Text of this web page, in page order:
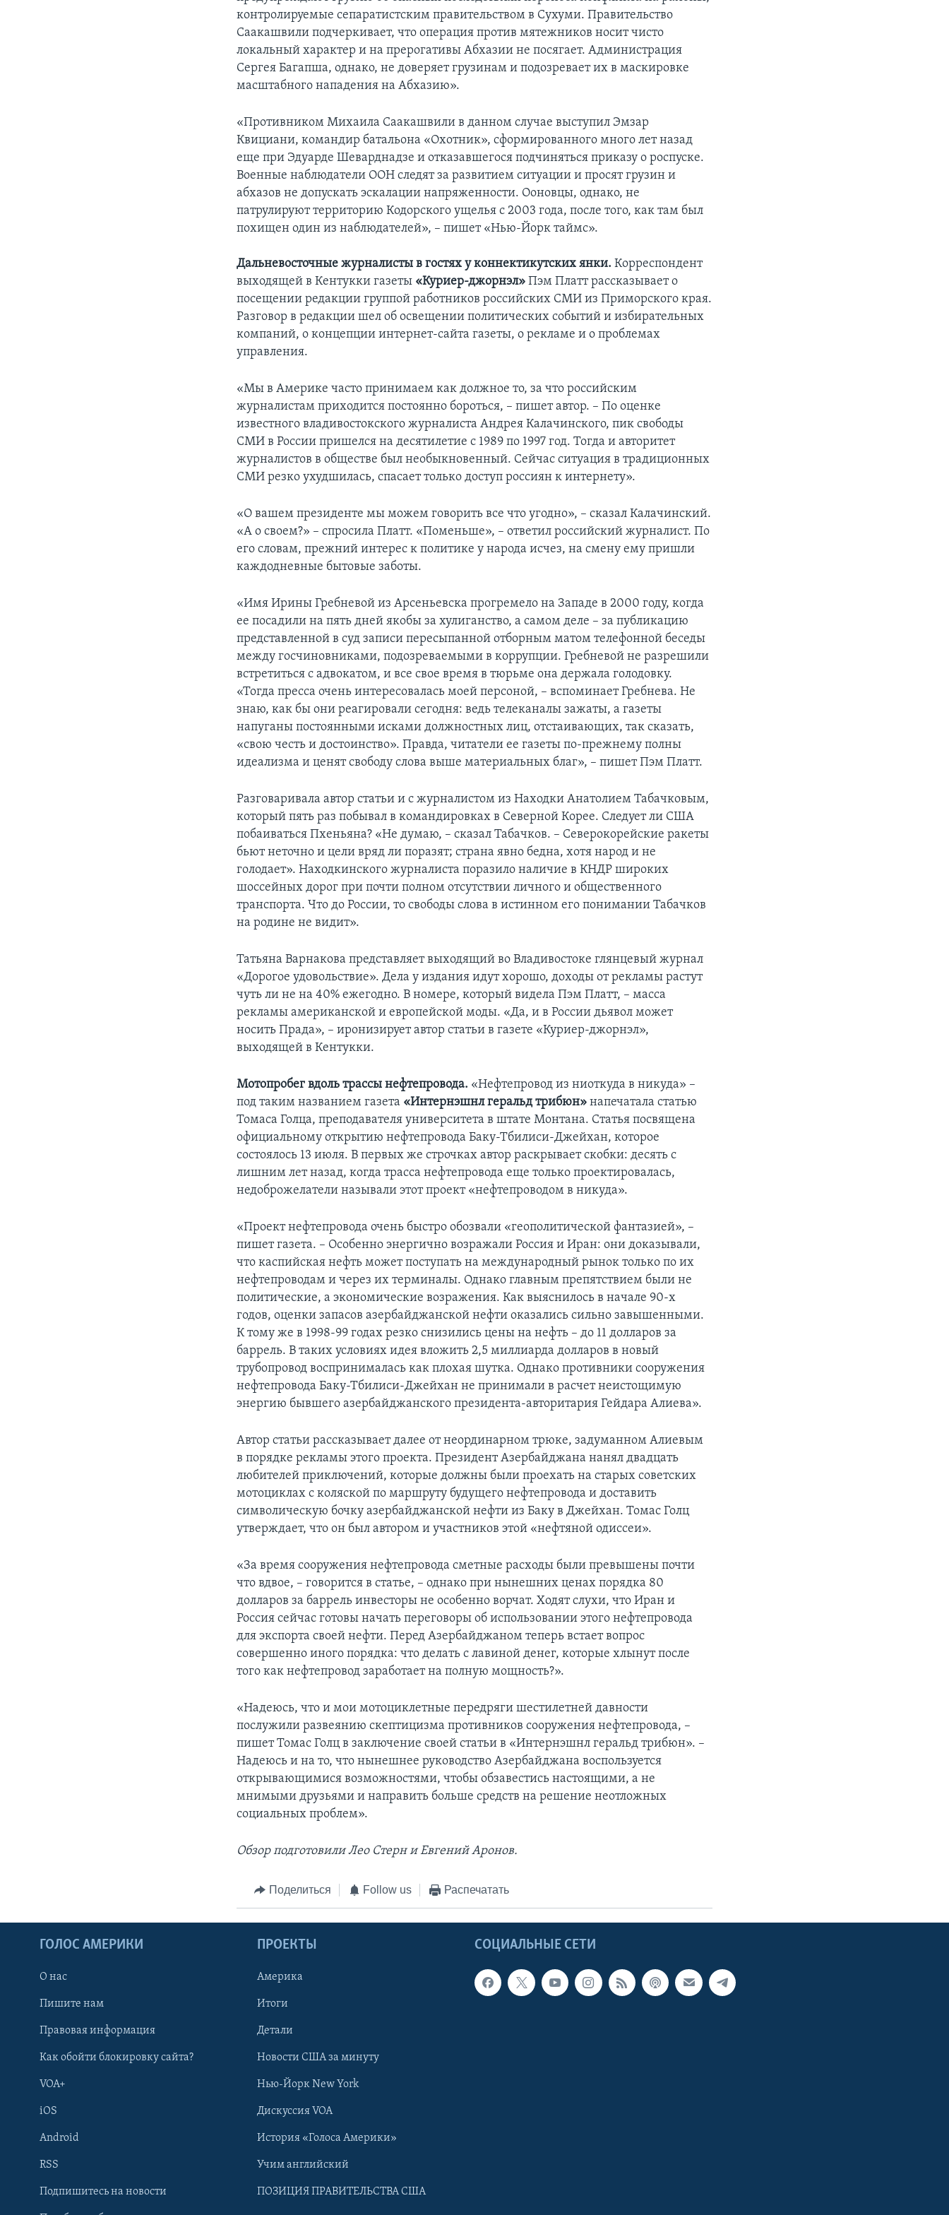
Learning English
контролируемые сепаратистским правительством в Сухуми. Правительство
Саакашвили подчеркивает, что операция против мятежников носит чисто
локальный характер и на прерогативы Абхазии не посягает. Администрация
Сергея Багапша, однако, не доверяет грузинам и подозревает их в маскировке
масштабного нападения на Абхазию».
«Противником Михаила Саакашвили в данном случае выступил Эмзар
Квициани, командир батальона «Охотник», сформированного много лет назад
еще при Эдуарде Шеварднадзе и отказавшегося подчиняться приказу о роспуске.
Военные наблюдатели ООН следят за развитием ситуации и просят грузин и
абхазов не допускать эскалации напряженности. Ооновцы, однако, не
патрулируют территорию Кодорского ущелья с 2003 года, после того, как там был
похищен один из наблюдателей», – пишет «Нью-Йорк таймс».
Дальневосточные журналисты в гостях у коннектикутских янки. Корреспондент
выходящей в Кентукки газеты «Куриер-джорнэл» Пэм Платт рассказывает о
посещении редакции группой работников российских СМИ из Приморского края.
Разговор в редакции шел об освещении политических событий и избирательных
компаний, о концепции интернет-сайта газеты, о рекламе и о проблемах
управления.
«Мы в Америке часто принимаем как должное то, за что российским
журналистам приходится постоянно бороться, – пишет автор. – По оценке
известного владивостокского журналиста Андрея Калачинского, пик свободы
СМИ в России пришелся на десятилетие с 1989 по 1997 год. Тогда и авторитет
журналистов в обществе был необыкновенный. Сейчас ситуация в традиционных
СМИ резко ухудшилась, спасает только доступ россиян к интернету».
«О вашем президенте мы можем говорить все что угодно», – сказал Калачинский.
«А о своем?» – спросила Платт. «Поменьше», – ответил российский журналист. По
его словам, прежний интерес к политике у народа исчез, на смену ему пришли
каждодневные бытовые заботы.
«Имя Ирины Гребневой из Арсеньевска прогремело на Западе в 2000 году, когда
ее посадили на пять дней якобы за хулиганство, а самом деле – за публикацию
представленной в суд записи пересыпанной отборным матом телефонной беседы
между госчиновниками, подозреваемыми в коррупции. Гребневой не разрешили
встретиться с адвокатом, и все свое время в тюрьме она держала голодовку.
«Тогда пресса очень интересовалась моей персоной, – вспоминает Гребнева. Не
знаю, как бы они реагировали сегодня: ведь телеканалы зажаты, а газеты
напуганы постоянными исками должностных лиц, отстаивающих, так сказать,
«свою честь и достоинство». Правда, читатели ее газеты по-прежнему полны
идеализма и ценят свободу слова выше материальных благ», – пишет Пэм Платт.
Разговаривала автор статьи и с журналистом из Находки Анатолием Табачковым,
который пять раз побывал в командировках в Северной Корее. Следует ли США
побаиваться Пхеньяна? «Не думаю, – сказал Табачков. – Северокорейские ракеты
бьют неточно и цели вряд ли поразят; страна явно бедна, хотя народ и не
голодает». Находкинского журналиста поразило наличие в КНДР широких
шоссейных дорог при почти полном отсутствии личного и общественного
транспорта. Что до России, то свободы слова в истинном его понимании Табачков
на родине не видит».
Татьяна Варнакова представляет выходящий во Владивостоке глянцевый журнал
«Дорогое удовольствие». Дела у издания идут хорошо, доходы от рекламы растут
чуть ли не на 40% ежегодно. В номере, который видела Пэм Платт, – масса
рекламы американской и европейской моды. «Да, и в России дьявол может
носить Прада», – иронизирует автор статьи в газете «Куриер-джорнэл»,
выходящей в Кентукки.
Мотопробег вдоль трассы нефтепровода. «Нефтепровод из ниоткуда в никуда» –
под таким названием газета «Интернэшнл геральд трибюн» напечатала статью
Томаса Голца, преподавателя университета в штате Монтана. Статья посвящена
официальному открытию нефтепровода Баку-Тбилиси-Джейхан, которое
состоялось 13 июля. В первых же строчках автор раскрывает скобки: десять с
лишним лет назад, когда трасса нефтепровода еще только проектировалась,
недоброжелатели называли этот проект «нефтепроводом в никуда».
«Проект нефтепровода очень быстро обозвали «геополитической фантазией», –
пишет газета. – Особенно энергично возражали Россия и Иран: они доказывали,
что каспийская нефть может поступать на международный рынок только по их
нефтепроводам и через их терминалы. Однако главным препятствием были не
политические, а экономические возражения. Как выяснилось в начале 90-х
годов, оценки запасов азербайджанской нефти оказались сильно завышенными.
К тому же в 1998-99 годах резко снизились цены на нефть – до 11 долларов за
баррель. В таких условиях идея вложить 2,5 миллиарда долларов в новый
трубопровод воспринималась как плохая шутка. Однако противники сооружения
нефтепровода Баку-Тбилиси-Джейхан не принимали в расчет неистощимую
энергию бывшего азербайджанского президента-авторитария Гейдара Алиева».
Автор статьи рассказывает далее от неординарном трюке, задуманном Алиевым
в порядке рекламы этого проекта. Президент Азербайджана нанял двадцать
любителей приключений, которые должны были проехать на старых советских
мотоциклах с коляской по маршруту будущего нефтепровода и доставить
символическую бочку азербайджанской нефти из Баку в Джейхан. Томас Голц
утверждает, что он был автором и участников этой «нефтяной одиссеи».
«За время сооружения нефтепровода сметные расходы были превышены почти
что вдвое, – говорится в статье, – однако при нынешних ценах порядка 80
долларов за баррель инвесторы не особенно ворчат. Ходят слухи, что Иран и
Россия сейчас готовы начать переговоры об использовании этого нефтепровода
для экспорта своей нефти. Перед Азербайджаном теперь встает вопрос
совершенно иного порядка: что делать с лавиной денег, которые хлынут после
того как нефтепровод заработает на полную мощность?».
«Надеюсь, что и мои мотоциклетные передряги шестилетней давности
послужили развеянию скептицизма противников сооружения нефтепровода, –
пишет Томас Голц в заключение своей статьи в «Интернэшнл геральд трибюн». –
Надеюсь и на то, что нынешнее руководство Азербайджана воспользуется
открывающимися возможностями, чтобы обзавестись настоящими, а не
мнимыми друзьями и направить больше средств на решение неотложных
социальных проблем».
Обзор подготовили Лео Стерн и Евгений Аронов.
Поделиться Follow us Распечатать
СОЦИАЛЬНЫЕ СЕТИ
ГОЛОС АМЕРИКИ
О нас
Пишите нам
Правовая информация
Как обойти блокировку сайта?
VOA+
iOS
Android
RSS
Подпишитесь на новости
ПРОЕКТЫ
Америка
Итоги
Детали
Новости США за минуту
Нью-Йорк New York
Дискуссия VOA
История «Голоса Америки»
Учим английский
ПОЗИЦИЯ ПРАВИТЕЛЬСТВА США